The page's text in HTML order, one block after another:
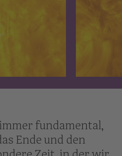
fundamental,
Ende und den